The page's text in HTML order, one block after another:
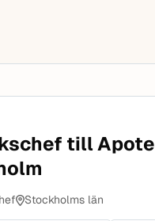
till
Stockholms län